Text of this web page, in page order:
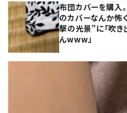
布団カバーを購入
のカバーなんか怖
撃の光景”に「吹き
んwww」